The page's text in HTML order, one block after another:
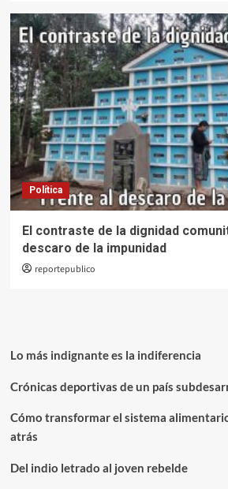
Política
El contraste de la dignidad
descaro de la impunidad
reportepublico
Lo más indignante es la indiferencia
Crónicas deportivas de un país
Cómo transformar el sistema
atrás
Del indio letrado al joven rebelde